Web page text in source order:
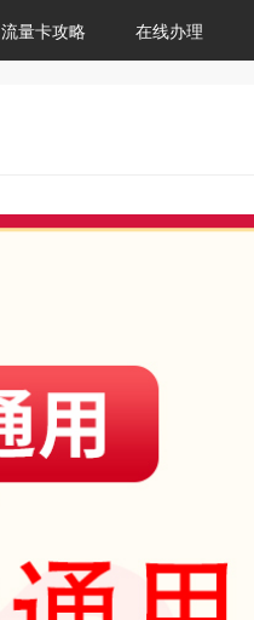
流量卡攻略 在线办理